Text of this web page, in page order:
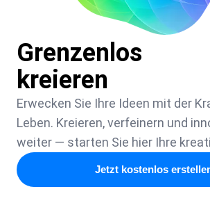
Grenzenlos
kreieren
Erwecken Sie Ihre Ideen mit der
Leben. Kreieren, verfeinern und
weiter — starten Sie hier Ihre
Jetzt kostenlos